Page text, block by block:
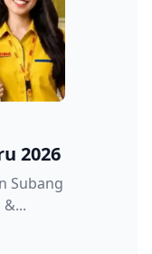
2026
Subang